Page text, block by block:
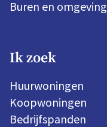
Buren en omgeving
Ik zoek
Huurwoningen
Koopwoningen
Bedrijfspanden